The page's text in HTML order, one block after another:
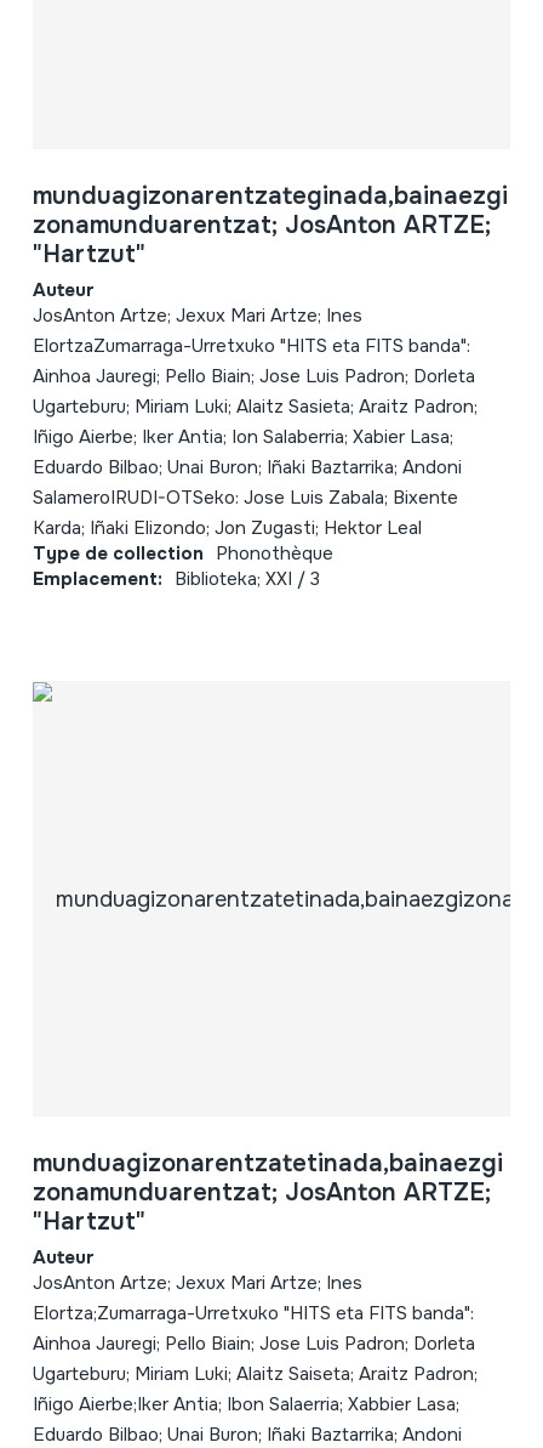
munduagizonarentzateginada,bainaezgi
zonamunduarentzat; JosAnton ARTZE;
"Hartzut"
Auteur
JosAnton Artze; Jexux Mari Artze; Ines
ElortzaZumarraga-Urretxuko "HITS eta FITS banda":
Ainhoa Jauregi; Pello Biain; Jose Luis Padron; Dorleta
Ugarteburu; Miriam Luki; Alaitz Sasieta; Araitz Padron;
Iñigo Aierbe; Iker Antia; Ion Salaberria; Xabier Lasa;
Eduardo Bilbao; Unai Buron; Iñaki Baztarrika; Andoni
SalameroIRUDI-OTSeko: Jose Luis Zabala; Bixente
Karda; Iñaki Elizondo; Jon Zugasti; Hektor Leal
Type de collection Phonothèque
Emplacement: Biblioteka; XXI / 3
munduagizonarentzatetinada,bainaezgi
zonamunduarentzat; JosAnton ARTZE;
"Hartzut"
Auteur
JosAnton Artze; Jexux Mari Artze; Ines
Elortza;Zumarraga-Urretxuko "HITS eta FITS banda":
Ainhoa Jauregi; Pello Biain; Jose Luis Padron; Dorleta
Ugarteburu; Miriam Luki; Alaitz Saiseta; Araitz Padron;
Iñigo Aierbe;Iker Antia; Ibon Salaerria; Xabbier Lasa;
Eduardo Bilbao; Unai Buron; Iñaki Baztarrika; Andoni